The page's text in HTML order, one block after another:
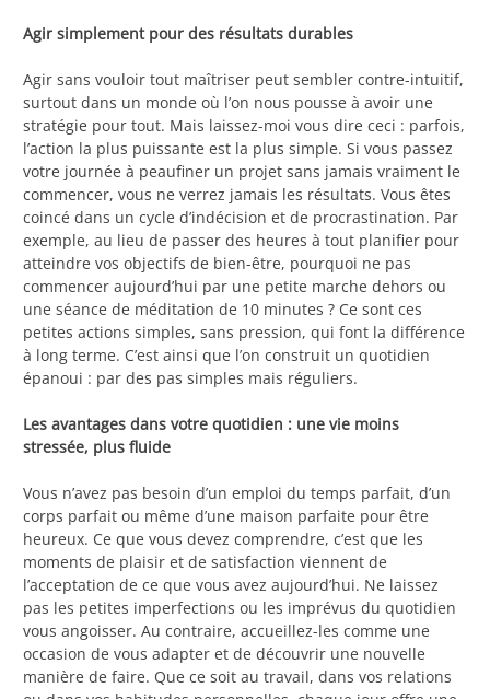
Agir simplement pour des résultats durables
Agir sans vouloir tout maîtriser peut sembler contre-intuitif,
surtout dans un monde où l’on nous pousse à avoir une
stratégie pour tout. Mais laissez-moi vous dire ceci : parfois,
l’action la plus puissante est la plus simple. Si vous passez
votre journée à peaufiner un projet sans jamais vraiment le
commencer, vous ne verrez jamais les résultats. Vous êtes
coincé dans un cycle d’indécision et de procrastination. Par
exemple, au lieu de passer des heures à tout planifier pour
atteindre vos objectifs de bien-être, pourquoi ne pas
commencer aujourd’hui par une petite marche dehors ou
une séance de méditation de 10 minutes ? Ce sont ces
petites actions simples, sans pression, qui font la différence
à long terme. C’est ainsi que l’on construit un quotidien
épanoui : par des pas simples mais réguliers.
Les avantages dans votre quotidien : une vie moins
stressée, plus fluide
Vous n’avez pas besoin d’un emploi du temps parfait, d’un
corps parfait ou même d’une maison parfaite pour être
heureux. Ce que vous devez comprendre, c’est que les
moments de plaisir et de satisfaction viennent de
l’acceptation de ce que vous avez aujourd’hui. Ne laissez
pas les petites imperfections ou les imprévus du quotidien
vous angoisser. Au contraire, accueillez-les comme une
occasion de vous adapter et de découvrir une nouvelle
manière de faire. Que ce soit au travail, dans vos relations